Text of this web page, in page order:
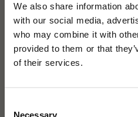
We also share information
with our social media,
who may combine it with
provided to them or that
of their services.
Necessary
Med sin väska och
Hemulen in i skogen för att hitta